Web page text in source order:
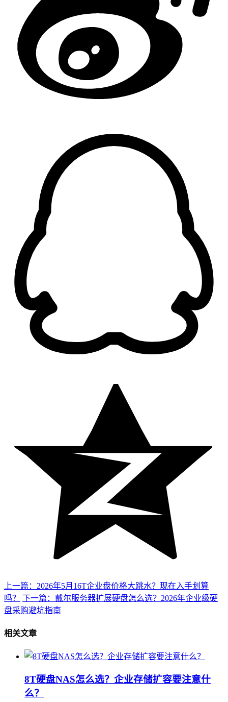
上一篇：2026年5月16T企业盘价格大跳水？现在入手划算
吗？
下一篇：戴尔服务器扩展硬盘怎么选？2026年企业级硬
盘采购避坑指南
相关文章
8T硬盘NAS怎么选？企业存储扩容要注意什
么？